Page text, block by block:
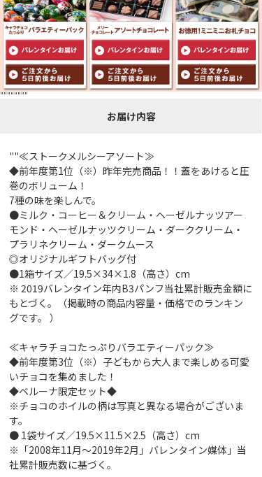
""""""""
お届け内容
""≪ストークメルシーアソート≫
◆前年度第1位（※）昨年完売商品！！蓋をあけると圧
巻のボリューム！
7種の味を楽しんで。
●ミルク・コーヒー＆クリーム・ヘーゼルナッツアー
モンド・ヘーゼルナッツクリーム・ダーククリーム・
プラリネクリーム・ダークムース
◎オリジナルギフトバッグ付
●1箱サイズ／19.5×34×1.8（高さ）cm
※ 2019バレンタイン年内B3パンフ当社累計販売金額に
もとづく。（掲載時の商品内容量・価格でのランキン
グです。 ）
≪キャラチョコたっぷりバラエティーパック≫
◆前年度第3位（※）子どもから大人まで楽しめる可愛
いチョコを集めました！
◆ベルーナ限定セット◆
※チョコのホイルの柄は写真と異なる場合がございま
す。
● 1袋サイズ／19.5×11.5×2.5（高さ）cm
※「2008年11月～2019年2月」バレンタイン媒体」当
社累計販売数に基づく。